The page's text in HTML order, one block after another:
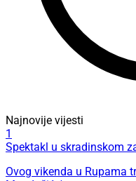
Najnovije vijesti
1
Spektakl u skradinskom
Ovog vikenda u Rupama